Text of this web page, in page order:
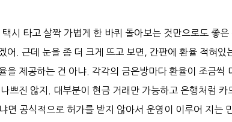
시 타고 살짝 가볍게 한 바퀴 돌아보는 것만으로도 좋은
. 근데 눈을 좀 더 크게 뜨고 보면, 간판에 환율 적혀있
을 제공하는 건 아냐. 각각의 금은방마다 환율이 조금씩
쁘진 않지. 대부분이 현금 거래만 가능하고 은행처럼 카
면 공식적으로 허가를 받지 않아서 운영이 이루어 지는